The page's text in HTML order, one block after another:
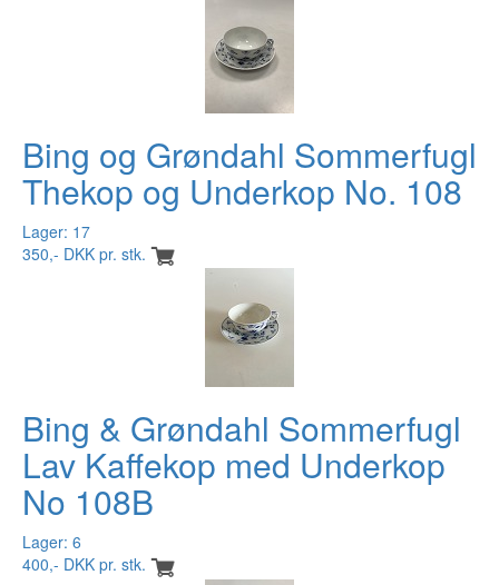
Bing og Grøndahl Sommerfugl
Thekop og Underkop No. 108
Lager: 17
350,- DKK pr. stk.
Bing & Grøndahl Sommerfugl
Lav Kaffekop med Underkop
No 108B
Lager: 6
400,- DKK pr. stk.